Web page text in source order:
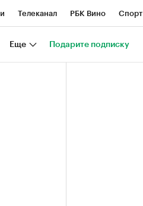
Телеканал РБК Вино Спорт
Город
Еще Подарите подписку